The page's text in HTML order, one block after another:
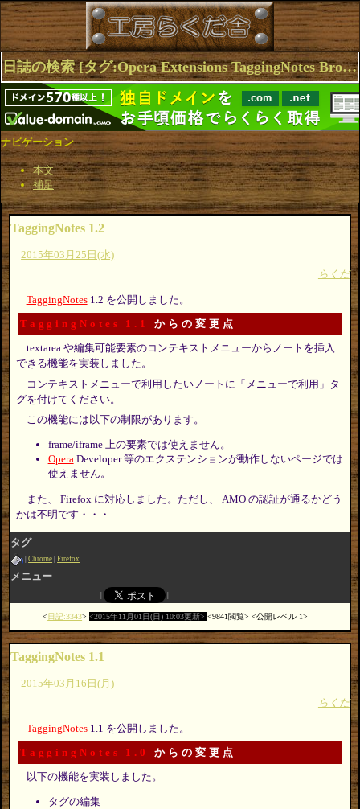
日誌の検索 [タグ:Opera Extensions TaggingNotes Browser] 1～4(4件中)
ナビゲーション
本文
補足
TaggingNotes 1.2
2015年03月25日(水)
らくだ
TaggingNotes1.2 を公開しました。
TaggingNotes 1.1 からの変更点
textarea や編集可能要素のコンテキストメニューからノートを挿入
できる機能を実装しました。
コンテキストメニューで利用したいノートに「メニューで利用」タ
グを付けてください。
この機能には以下の制限があります。
frame/iframe 上の要素では使えません。
OperaDeveloper 等のエクステンションが動作しないページでは
使えません。
また、 Firefox に対応しました。ただし、 AMO の認証が通るかどう
かは不明です・・・
タグ
Chrome Firefox
メニュー
日記:3343 2015年11月01日(日) 10:03更新 9841閲覧 公開レベル 1
TaggingNotes 1.1
2015年03月16日(月)
らくだ
TaggingNotes1.1 を公開しました。
TaggingNotes 1.0 からの変更点
以下の機能を実装しました。
タグの編集